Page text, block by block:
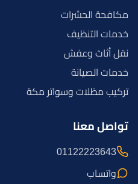
مكافحة الحشرات
خدمات التنظيف
نقل أثاث وعفش
خدمات الصيانة
تركيب مظلات وسواتر مكة
تواصل معنا
01122223643
واتساب